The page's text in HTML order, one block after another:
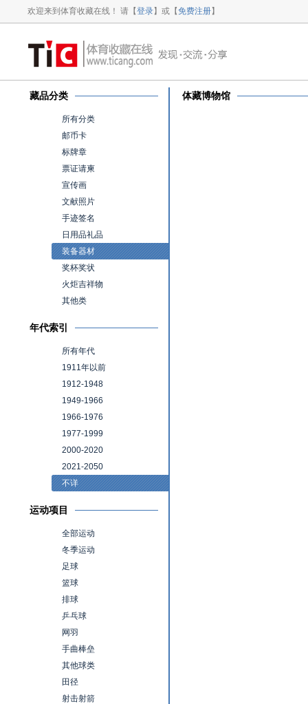
欢迎来到体育收藏在线！ 请【登录】或【免费注册】
藏品分类
所有分类
邮币卡
标牌章
票证请柬
宣传画
文献照片
手迹签名
日用品礼品
装备器材
奖杯奖状
火炬吉祥物
其他类
年代索引
所有年代
1911年以前
1912-1948
1949-1966
1966-1976
1977-1999
2000-2020
2021-2050
不详
运动项目
全部运动
冬季运动
足球
篮球
排球
乒乓球
网羽
手曲棒垒
其他球类
田径
射击射箭
体藏博物馆